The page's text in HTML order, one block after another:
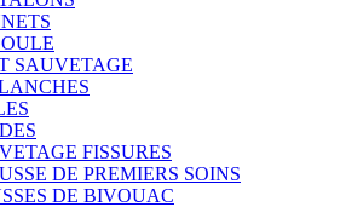
SAUVETAGE
FISSURES
DE PREMIERS SOINS
DE BIVOUAC